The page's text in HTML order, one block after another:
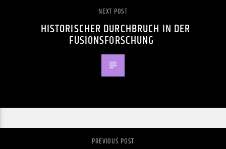
NEXT POST
HISTORISCHER DURCHBRUCH IN DER
FUSIONSFORSCHUNG
PREVIOUS POST